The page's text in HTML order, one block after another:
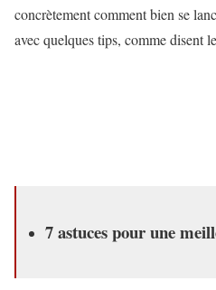
concrètement comment bien se
avec quelques tips, comme disent
7 astuces pour une